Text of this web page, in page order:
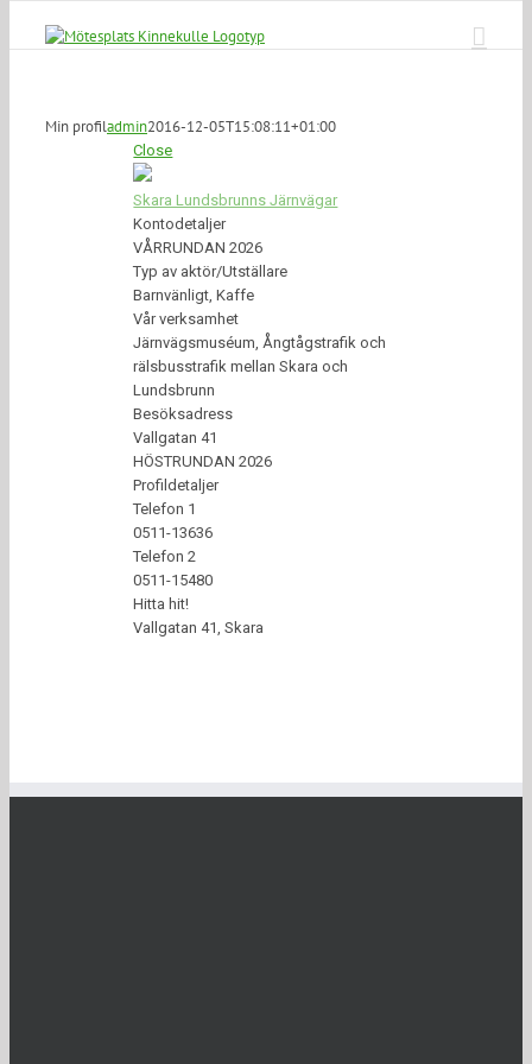
Min profiladmin2016-12-05T15:08:11+01:00
Close
Skara Lundsbrunns Järnvägar
Kontodetaljer
VÅRRUNDAN 2026
Typ av aktör/Utställare
Barnvänligt, Kaffe
Vår verksamhet
Järnvägsmuséum, Ångtågstrafik och
rälsbusstrafik mellan Skara och
Lundsbrunn
Besöksadress
Vallgatan 41
HÖSTRUNDAN 2026
Profildetaljer
Telefon 1
0511-13636
Telefon 2
0511-15480
Hitta hit!
Vallgatan 41, Skara